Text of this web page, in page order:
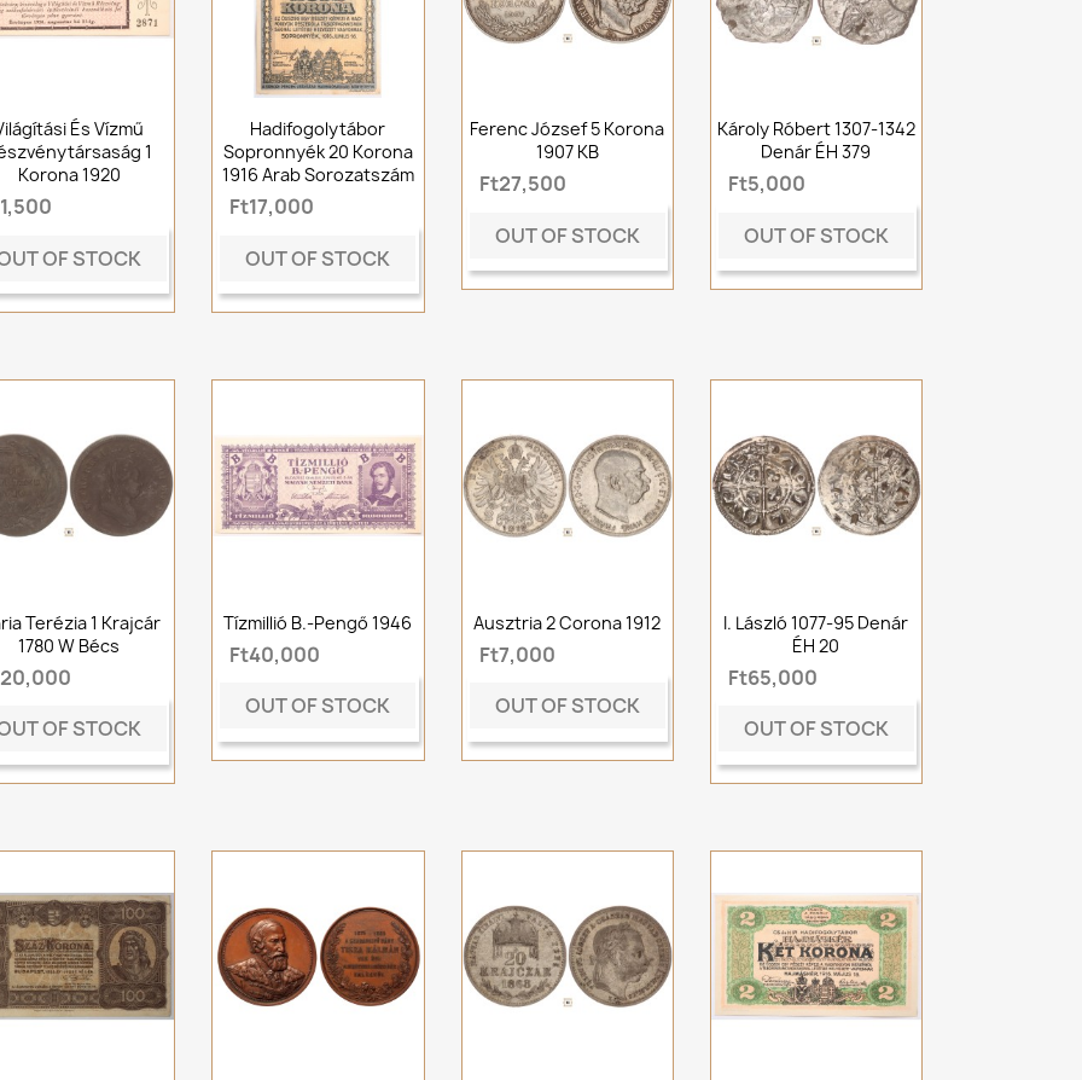
És Vízmű
1
Korona 1920
OF STOCK
Hadifogolytábor
Sopronnyék 20 Korona
1916 Arab Sorozatszám
Ft17,000
OUT OF STOCK
Ferenc József 5 Korona
1907 KB
Ft27,500
OUT OF STOCK
Károly Róbert 1307-1342
Denár ÉH 379
Ft5,000
OUT OF STOCK
Terézia 1 Krajcár
1780 W Bécs
OF STOCK
Tízmillió B.-Pengő 1946
Ft40,000
OUT OF STOCK
Ausztria 2 Corona 1912
Ft7,000
OUT OF STOCK
I. László 1077-95 Denár
ÉH 20
Ft65,000
OUT OF STOCK